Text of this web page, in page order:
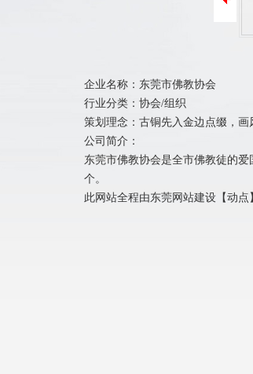
企业名称：东莞市佛教协会
行业分类：协会/组织
策划理念：古铜先入金边点缀，画
公司简介：
东莞市佛教协会是全市佛教徒的
个。
此网站全程由东莞网站建设 【动点